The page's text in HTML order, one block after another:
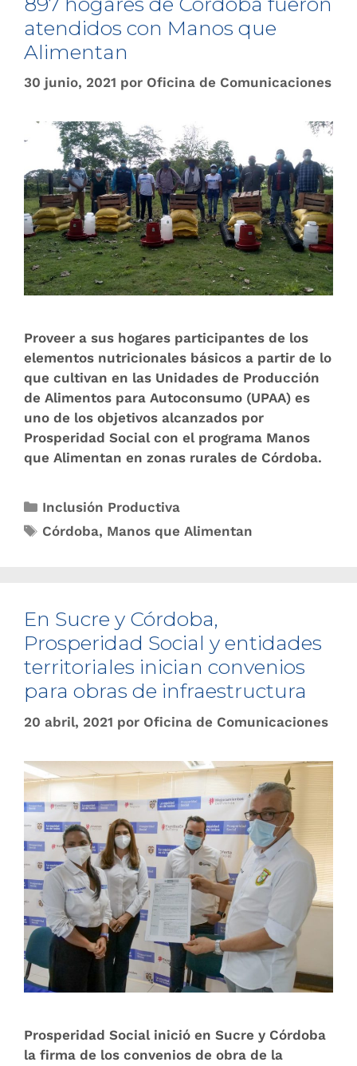
atendidos con Manos que
Alimentan
30 junio, 2021 por Oficina de Comunicaciones
Proveer a sus hogares participantes de los
elementos nutricionales básicos a partir de lo
que cultivan en las Unidades de Producción
de Alimentos para Autoconsumo (UPAA) es
uno de los objetivos alcanzados por
Prosperidad Social con el programa Manos
que Alimentan en zonas rurales de Córdoba.
Inclusión Productiva
Córdoba, Manos que Alimentan
En Sucre y Córdoba,
Prosperidad Social y entidades
territoriales inician convenios
para obras de infraestructura
20 abril, 2021 por Oficina de Comunicaciones
Prosperidad Social inició en Sucre y Córdoba
la firma de los convenios de obra de la